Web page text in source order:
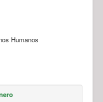
Humanos